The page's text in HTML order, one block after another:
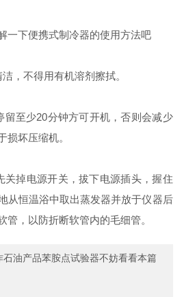
下便携式制冷器的使用方法吧
不得用有机溶剂擦拭。
至少20分钟方可开机，否则会减少
损坏压缩机。
掉电源开关，拔下电源插头，握住
从恒温浴中取出蒸发器并放于仪器后
管，以防折断软管内的毛细管。
石油产品苯胺点试验器不妨看看本篇